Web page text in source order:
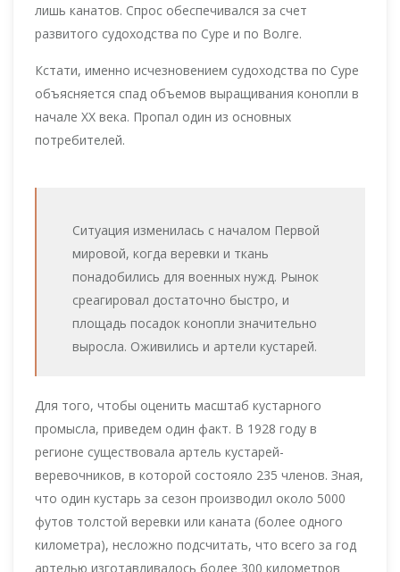
лишь канатов. Спрос обеспечивался за счет
развитого судоходства по Суре и по Волге.
Кстати, именно исчезновением судоходства по Суре
объясняется спад объемов выращивания конопли в
начале XX века. Пропал один из основных
потребителей.
Ситуация изменилась с началом Первой
мировой, когда веревки и ткань
понадобились для военных нужд. Рынок
среагировал достаточно быстро, и
площадь посадок конопли значительно
выросла. Оживились и артели кустарей.
Для того, чтобы оценить масштаб кустарного
промысла, приведем один факт. В 1928 году в
регионе существовала артель кустарей-
веревочников, в которой состояло 235 членов. Зная,
что один кустарь за сезон производил около 5000
футов толстой веревки или каната (более одного
километра), несложно подсчитать, что всего за год
артелью изготавливалось более 300 километров